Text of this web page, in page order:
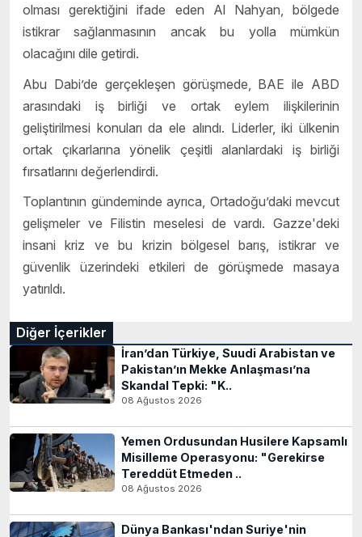
olması gerektiğini ifade eden Al Nahyan, bölgede
istikrar sağlanmasının ancak bu yolla mümkün
olacağını dile getirdi.
Abu Dabi’de gerçekleşen görüşmede, BAE ile ABD
arasındaki iş birliği ve ortak eylem ilişkilerinin
geliştirilmesi konuları da ele alındı. Liderler, iki ülkenin
ortak çıkarlarına yönelik çeşitli alanlardaki iş birliği
fırsatlarını değerlendirdi.
Toplantının gündeminde ayrıca, Ortadoğu’daki mevcut
gelişmeler ve Filistin meselesi de vardı. Gazze'deki
insani kriz ve bu krizin bölgesel barış, istikrar ve
güvenlik üzerindeki etkileri de görüşmede masaya
yatırıldı.
Diğer İçerikler
İran’dan Türkiye, Suudi Arabistan ve
Pakistan’ın Mekke Anlaşması’na
Skandal Tepki: "K..
08 Ağustos 2026
Yemen Ordusundan Husilere Kapsamlı
Misilleme Operasyonu: "Gerekirse
Tereddüt Etmeden ..
08 Ağustos 2026
Dünya Bankası'ndan Suriye'nin